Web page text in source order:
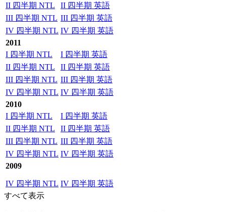
II 四半期 NTL
II 四半期 英語
III 四半期 NTL III 四半期 英語
IV 四半期 NTL IV 四半期 英語
2011
I 四半期 NTL
I 四半期 英語
II 四半期 NTL
II 四半期 英語
III 四半期 NTL III 四半期 英語
IV 四半期 NTL IV 四半期 英語
2010
I 四半期 NTL
I 四半期 英語
II 四半期 NTL
II 四半期 英語
III 四半期 NTL III 四半期 英語
IV 四半期 NTL IV 四半期 英語
2009
IV 四半期 NTL IV 四半期 英語
すべて表示